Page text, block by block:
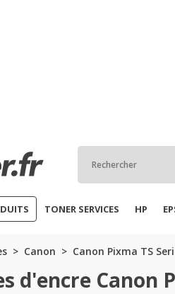
TONER SERVICES HP
Canon Canon Pixma TS
d'encre Canon